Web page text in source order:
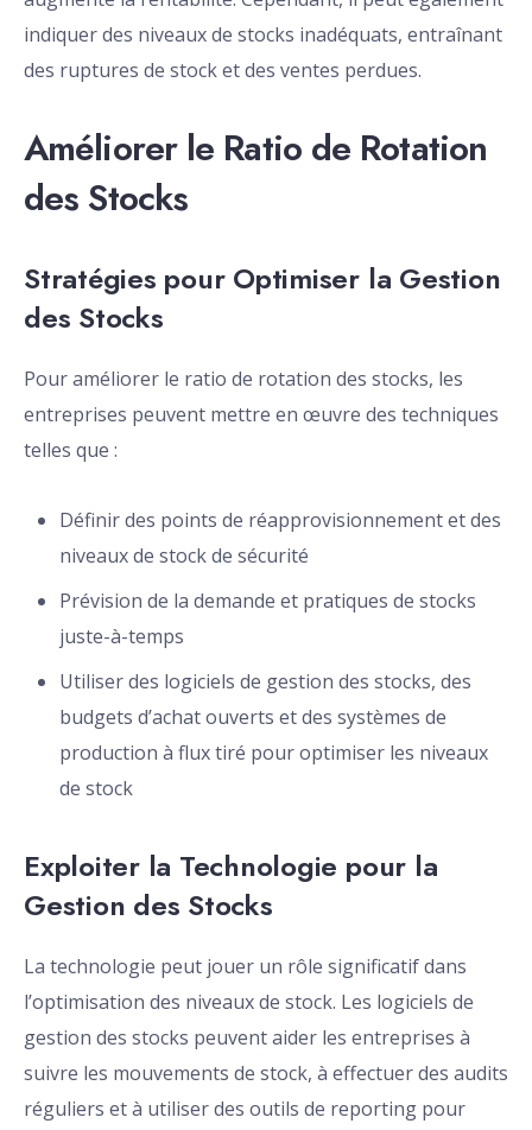
indiquer des niveaux de stocks inadéquats, entraînant
des ruptures de stock et des ventes perdues.
Améliorer le Ratio de Rotation
des Stocks
Stratégies pour Optimiser la Gestion
des Stocks
Pour améliorer le ratio de rotation des stocks, les
entreprises peuvent mettre en œuvre des techniques
telles que :
Définir des points de réapprovisionnement et des
niveaux de stock de sécurité
Prévision de la demande et pratiques de stocks
juste-à-temps
Utiliser des logiciels de gestion des stocks, des
budgets d’achat ouverts et des systèmes de
production à flux tiré pour optimiser les niveaux
de stock
Exploiter la Technologie pour la
Gestion des Stocks
La technologie peut jouer un rôle significatif dans
l’optimisation des niveaux de stock. Les logiciels de
gestion des stocks peuvent aider les entreprises à
suivre les mouvements de stock, à effectuer des audits
réguliers et à utiliser des outils de reporting pour